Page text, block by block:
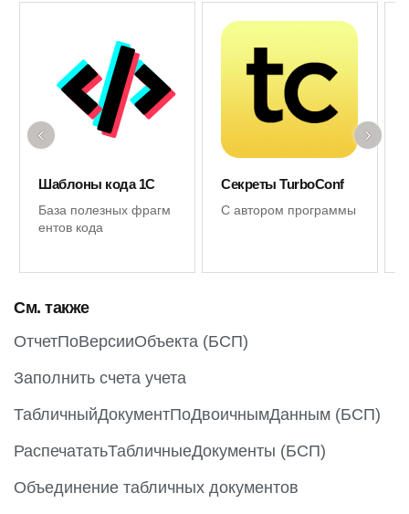
Шаблоны кода 1С
База полезных фрагм
ентов кода
Секреты TurboConf
С автором программы
‹ ›
См. также
ОтчетПоВерсииОбъекта (БСП)
Заполнить счета учета
ТабличныйДокументПоДвоичнымДанным (БСП)
РаспечататьТабличныеДокументы (БСП)
Объединение табличных документов